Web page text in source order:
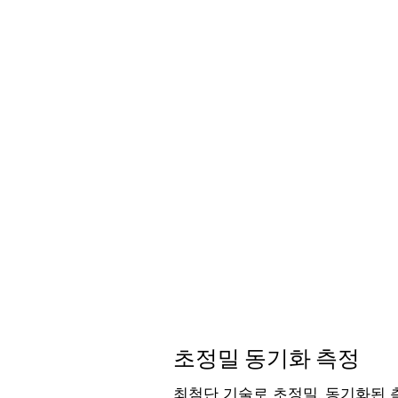
초정밀 동기화 측정
최첨단 기술로 초정밀, 동기화된